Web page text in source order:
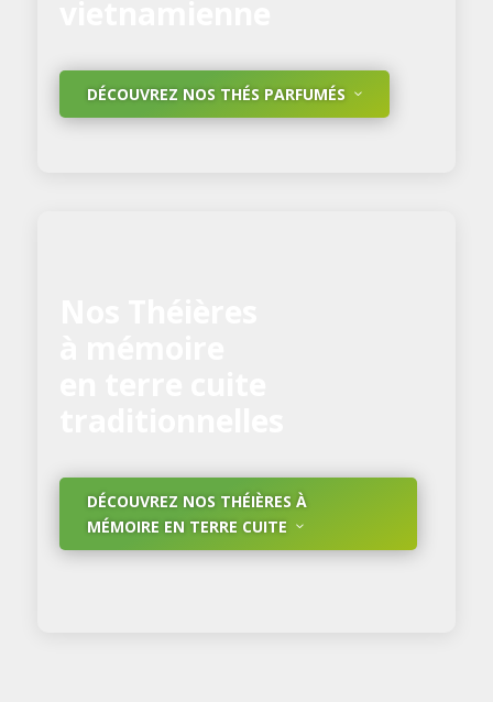
DÉCOUVREZ NOS THÉS PARFUMÉS
DÉCOUVREZ NOS THÉIÈRES À
MÉMOIRE EN TERRE CUITE